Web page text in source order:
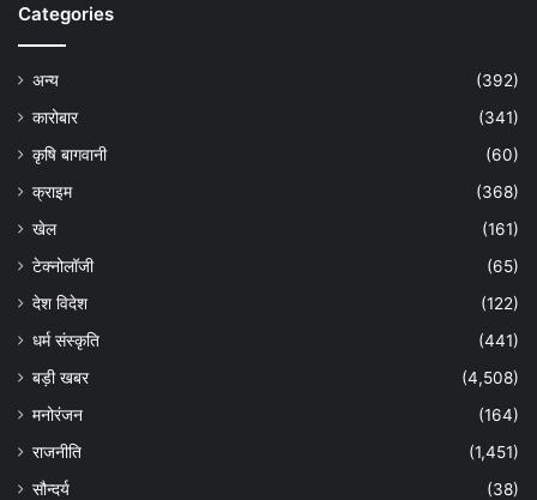
Categories
अन्य
(392)
कारोबार
(341)
कृषि बागवानी
(60)
क्राइम
(368)
खेल
(161)
टेक्नोलॉजी
(65)
देश विदेश
(122)
धर्म संस्कृति
(441)
बड़ी खबर
(4,508)
मनोरंजन
(164)
राजनीति
(1,451)
सौन्दर्य
(38)